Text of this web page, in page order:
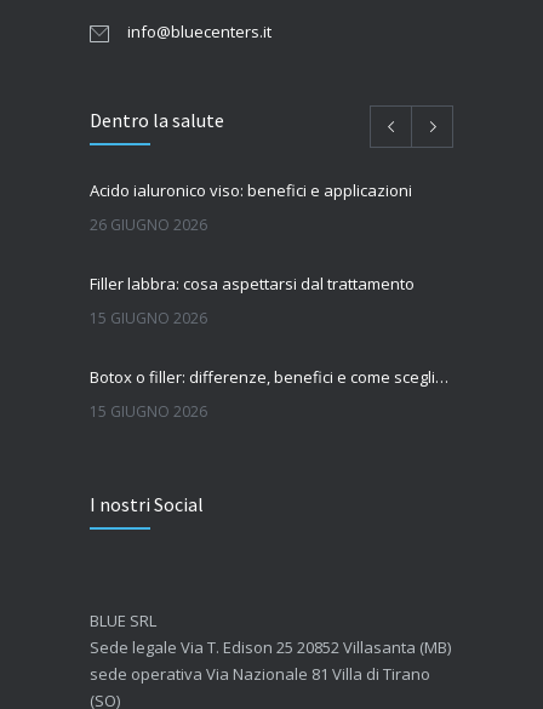
info@bluecenters.it
Dentro la salute
Acido ialuronico viso: benefici e applicazioni
26 GIUGNO 2026
Filler labbra: cosa aspettarsi dal trattamento
15 GIUGNO 2026
Botox o filler: differenze, benefici e come scegliere il trattamento più adatto
15 GIUGNO 2026
7 GIUGNO 2026
I nostri Social
BLUE SRL
Sede legale Via T. Edison 25 20852 Villasanta (MB)
sede operativa Via Nazionale 81 Villa di Tirano
(SO)